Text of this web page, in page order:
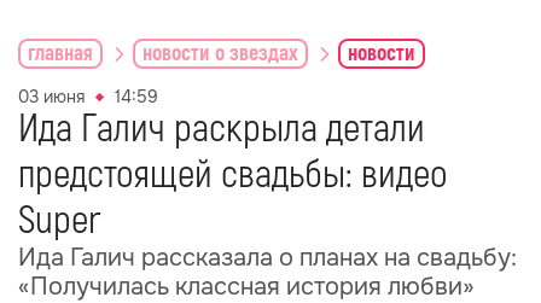
главная новости о звездах новости
03 июня 14:59
Ида Галич раскрыла детали
предстоящей свадьбы: видео
Super
Ида Галич рассказала о планах на свадьбу:
«Получилась классная история любви»